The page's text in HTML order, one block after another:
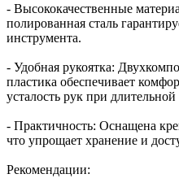
- Высококачественные
полированная сталь
инструмента.
- Удобная рукоятка:
пластика обеспечивает
усталость рук при длительной
- Практичность: Оснащена
что упрощает хранение и
Рекомендации: